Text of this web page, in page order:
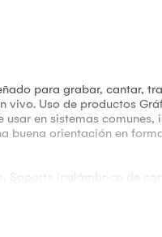
para grabar, cantar,
vivo. Uso de productos
en sistemas comunes,
buena orientación en
inalámbrico de